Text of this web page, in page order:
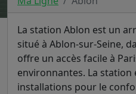
La station Ablon est un
situé à Ablon-sur-Seine,
offre un accès facile à
environnantes. La station
installations pour le